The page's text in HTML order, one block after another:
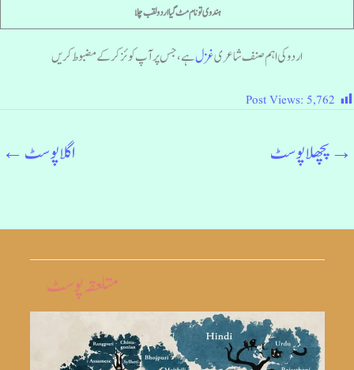
ہندوی تو نام مٹ گیا اردو لقب چلا
اردو کی اہم صنف شاعریغزلہے، جس پر آپ کوئز کرکے مضبوط کریں
Post Views: 5,762
→پچھلا پوسٹ اگلا پوسٹ←
متلعقہ پوسٹ